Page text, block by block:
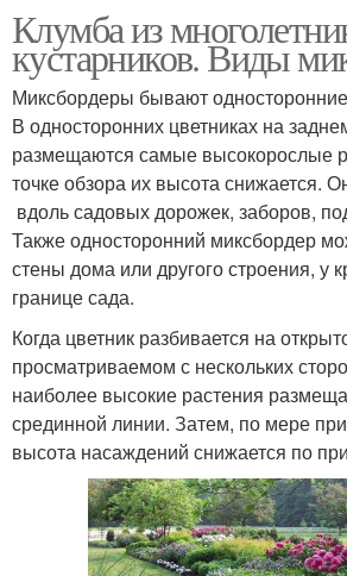
Клумба из
кустарников. Виды
Миксбордеры бывают
В односторонних цветниках на
размещаются самые высокорослые
точке обзора их высота снижается.
вдоль садовых дорожек, заборов,
Также односторонний миксбордер
стены дома или другого строения, у
границе сада.
Когда цветник разбивается на
просматриваемом с нескольких
наиболее высокие растения
срединной линии. Затем, по мере
высота насаждений снижается по